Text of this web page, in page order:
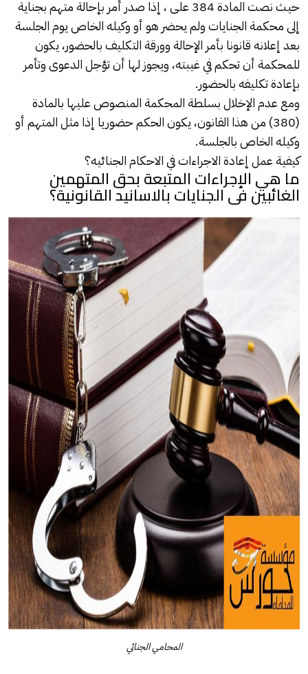
حيث نصت المادة 384 على ، إذا صدر أمر بإحالة متهم بجناية
إلى محكمةالجناياتولم يحضر هو أو وكيله الخاص يوم الجلسة
بعد إعلانه قانونا بأمر الإحالة وورقة التكليف بالحضور، يكون
للمحكمة أن تحكم في غيبته، ويجوز لها أن تؤجل الدعوى وتأمر
بإعادة تكليفه بالحضور.
ومع عدم الإخلال بسلطة المحكمة المنصوص عليها بالمادة
(380) من هذا القانون، يكون الحكم حضوريا إذا مثل المتهم أو
وكيله الخاص بالجلسة.
كيفية عمل إعادة الاجراءات في الاحكام الجنائيه؟
ما هي الإجراءات المتبعة بحق المتهمين
الغائبين فى الجنايات بالاسانيد القانونية؟
المحامي الجنائي